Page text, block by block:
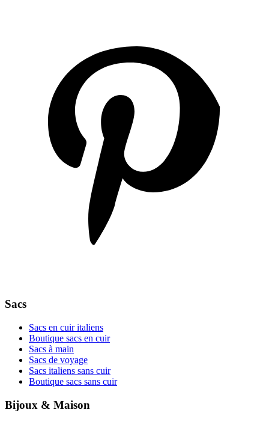
Sacs
Sacs en cuir italiens
Boutique sacs en cuir
Sacs à main
Sacs de voyage
Sacs italiens sans cuir
Boutique sacs sans cuir
Bijoux & Maison